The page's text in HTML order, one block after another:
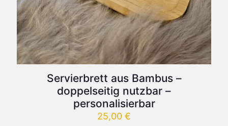
Servierbrett aus Bambus –
doppelseitig nutzbar –
personalisierbar
25,00 €